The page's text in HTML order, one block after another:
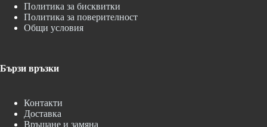
Политика за бисквитки
Политика за поверителност
Общи условия
Бързи връзки
Контакти
Доставка
Връщане и замяна